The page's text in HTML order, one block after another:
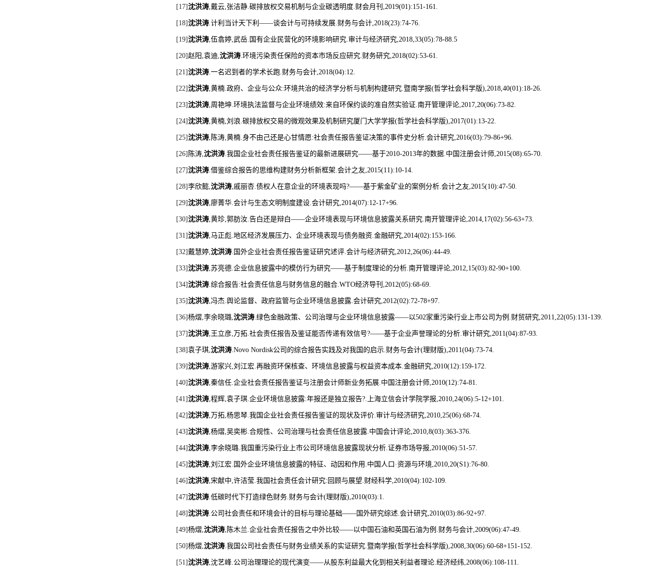
[17]沈洪涛,戴云,张洁静.碳排放权交易机制与企业碳透明度.财会月刊 ,2019(01):151-161.
[18]沈洪涛.计利当计天下利 ——谈会计与可持续发展.财务与会计,2018(23):74-76.
[19]沈洪涛,伍翕婷,武岳. 国有企业民营化的环境影响研究.审计与经济研究,2018,33(05):78-88.5
[20]赵阳 ,袁迪,沈洪涛.环境污染责任保险的资本市场反应研究.财务研究,2018(02):53-61.
[21]沈洪涛.一名迟到者的学术长跑.财务与会计,2018(04):12.
[22]沈洪涛,黄楠.政府、企业与公众:环境共治的经济学分析与机制构建研究.暨南学报(哲学社会科学版),2018,40(01):18-26.
[23]沈洪涛,周艳坤.环境执法监督与企业环境绩效:来自环保约谈的准自然实验证.南开管理评论,2017,20(06):73-82.
[24]沈洪涛,黄楠,刘浪.碳排放权交易的微观效果及机制研究厦门大学学报(哲学社会科学版),2017(01):13-22.
[25]沈洪涛, 陈涛,黄楠.身不由己还是心甘情愿:社会责任报告鉴证决策的事件史分析.会计研究,2016(03):79-86+96.
[26] 陈涛,沈洪涛.我国企业社会责任报告鉴证的最新进展研究——基于2010-2013年的数据.中国注册会计师,2015(08):65-70.
[27]沈洪涛.借鉴综合报告的思维构建财务分析新框架.会计之友,2015(11):10-14.
[28]李欣懿,沈洪涛,戚丽杏.债权人在意企业的环境表现吗?——基于紫金矿业的案例分析.会计之友,2015(10):47-50.
[29]沈洪涛,廖菁华.会计与生态文明制度建设.会计研究,2014(07):12-17+96.
[30]沈洪涛,黄珍,郭肪汝.告白还是辩白——企业环境表现与环境信息披露关系研究.南开管理评论,2014,17(02):56-63+73.
[31]沈洪涛,马正彪.地区经济发展压力、企业环境表现与债务融资.金融研究,2014(02):153-166.
[32]戴慧婷,沈洪涛. 国外企业社会责任报告鉴证研究述评.会计与经济研究,2012,26(06):44-49.
[33]沈洪涛,苏亮德.企业信息披露中的模仿行为研究——基于制度理论的分析.南开管理评论,2012,15(03):82-90+100.
[34]沈洪涛.综合报告:社会责任信息与财务信息的融合.WTO经济导刊 ,2012(05):68-69.
[35]沈洪涛,冯杰.舆论监督、政府监管与企业环境信息披露.会计研究,2012(02):72-78+97.
[36]杨熠,李余晓璐,沈洪涛.绿色金融政策、公司治理与企业环境信息披露——以502家重污染行业上市公司为例 .财贸研究,2011,22(05):131-139.
[37]沈洪涛, 王立彦, 万拓.社会责任报告及鉴证能否传递有效信号?——基于企业声誉理论的分析.审计研究,2011(04):87-93.
[38]袁子琪,沈洪涛.Novo Nordisk公司的综合报告实践及对我国的启示.财务与会计(理财版),2011(04):73-74.
[39]沈洪涛,游家兴,刘江宏.再融资环保核查、环境信息披露与权益资本成本.金融研究,2010(12):159-172.
[40]沈洪涛,秦信任.企业社会责任报告鉴证与注册会计师新业务拓展.中国注册会计师,2010(12):74-81.
[41]沈洪涛,程辉,袁子琪.企业环境信息披露:年报还是独立报告?. 上海立信会计学院学报,2010,24(06):5-12+101.
[42]沈洪涛, 万拓,杨思琴.我国企业社会责任报告鉴证的现状及评价.审计与经济研究,2010,25(06):68-74.
[43]沈洪涛,杨熠,吴奕彬.合规性、公司治理与社会责任信息披露.中国会计评论,2010,8(03):363-376.
[44]沈洪涛,李余晓璐.我国重污染行业上市公司环境信息披露现状分析.证券市场导报,2010(06):51-57.
[45]沈洪涛,刘江宏. 国外企业环境信息披露的特征、动因和作用 .中国人口 ·资源与环境,2010,20(S1):76-80.
[46]沈洪涛,宋献中,许洁莹.我国社会责任会计研究: 回顾与展望.财经科学,2010(04):102-109.
[47]沈洪涛.低碳时代下打造绿色财务.财务与会计(理财版),2010(03):1.
[48]沈洪涛.公司社会责任和环境会计的目标与理论基础——国外研究综述.会计研究,2010(03):86-92+97.
[49]杨熠,沈洪涛, 陈木兰.企业社会责任报告之中外比较——以中国石油和英国石油为例 .财务与会计,2009(06):47-49.
[50]杨熠,沈洪涛.我国公司社会责任与财务业绩关系的实证研究.暨南学报(哲学社会科学版),2008,30(06):60-68+151-152.
[51]沈洪涛,沈艺峰.公司治理理论的现代演变——从股东利益最大化到相关利益者理论.经济经纬,2008(06):108-111.